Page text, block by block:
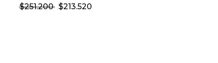
$251.200 $213.520